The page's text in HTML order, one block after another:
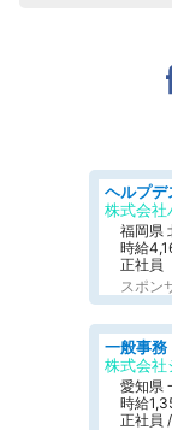
株式会社
福岡県
時給
正社員
スポン
株式会社
愛知県
時給
正社員